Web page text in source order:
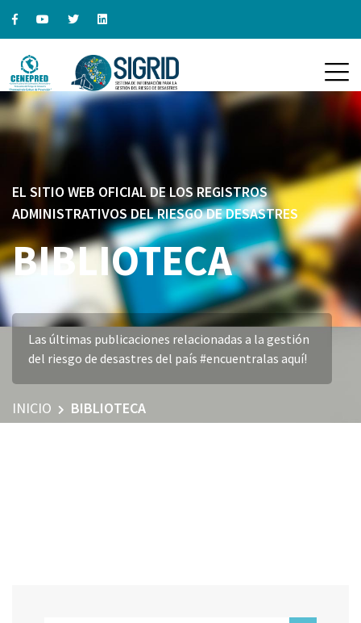
EL SITIO WEB OFICIAL DE LOS REGISTROS
ADMINISTRATIVOS DEL RIESGO DE DESASTRES
BIBLIOTECA
Las últimas publicaciones relacionadas a la gestión
del riesgo de desastres del país #encuentralas aquí!
INICIO BIBLIOTECA